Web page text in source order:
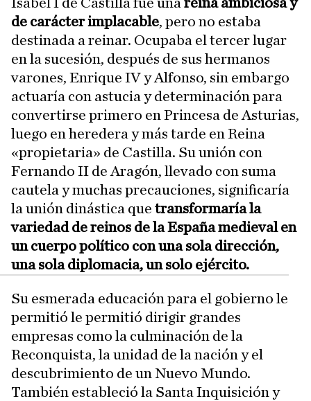
de carácter implacable, pero no estaba
destinada a reinar. Ocupaba el tercer lugar
en la sucesión, después de sus hermanos
varones, Enrique IV y Alfonso, sin embargo
actuaría con astucia y determinación para
convertirse primero en Princesa de Asturias,
luego en heredera y más tarde en Reina
«propietaria» de Castilla. Su unión con
Fernando II de Aragón, llevado con suma
cautela y muchas precauciones, significaría
la unión dinástica que transformaría la
variedad de reinos de la España medieval en
un cuerpo político con una sola dirección,
una sola diplomacia, un solo ejército.
Su esmerada educación para el gobierno le
permitió le permitió dirigir grandes
empresas como la culminación de la
Reconquista, la unidad de la nación y el
descubrimiento de un Nuevo Mundo.
También estableció la Santa Inquisición y